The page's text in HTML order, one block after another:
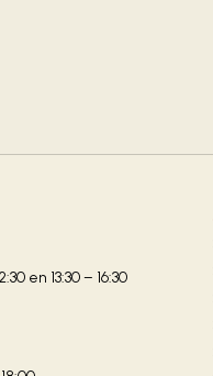
en 13:30 – 16:30